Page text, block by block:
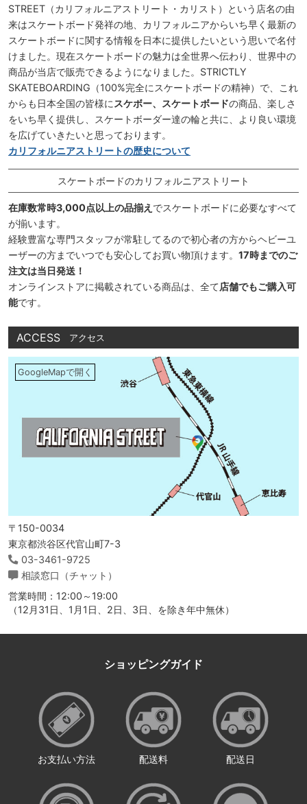
STREET（カリフォルニアストリート・カリスト）という店名の由
来はスケートボード発祥の地、カリフォルニアからいち早く最新の
スケートボードに関する情報を日本に提供したいという思いで名付
けました。現在スケートボードの魅力は全世界へ伝わり、世界中の
商品が当店で販売できるようになりました。STRICTLY
SKATEBOARDING（100%完全にスケートボードの精神）で、これ
からも日本全国の皆様に スケボー、スケートボードの商品、楽しさ
をいち早く提供し、スケートボーダー達の輪と共に、より良い環境
を広げていきたいと思っております。
カリフォルニアストリートの歴史について
スケートボードのカリフォルニアストリート
在庫数常時3,000点以上の品揃え でスケートボードに必要なすべて
が揃います。
経験豊富な専門スタッフが常駐してるので初心者の方からヘビーユ
ーザーの方までいつでも安心してお買い物頂けます。 17時までのご
注文は当日発送！
オンラインストアに掲載されている商品は、全て店舗でもご購入可
能です。
ACCESS アクセス
GoogleMapで開く
〒150-0034
東京都渋谷区代官山町7-3
03-3461-9725
相談窓口（チャット）
営業時間：12:00～19:00
（12月31日、1月1日、2日、3日、を除き年中無休）
ショッピングガイド
お支払い方法 配送料 配送日